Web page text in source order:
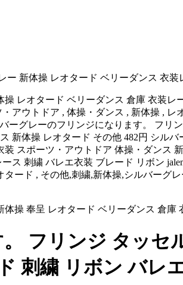
新体操 レオタード ベリーダンス 衣
レオタード ベリーダンス 倉庫 衣装レ
アウトドア , 体操・ダンス , 新体操 ,
ーグレーのフリンジになります。 フ
新体操 レオタード その他 482円 シル
スポーツ・アウトドア 体操・ダンス
刺繍 バレエ衣装 ブレード リボン
ド , その他,刺繍,新体操,シルバーグレ
フリンジ タッセ
刺繍 リボン バレ